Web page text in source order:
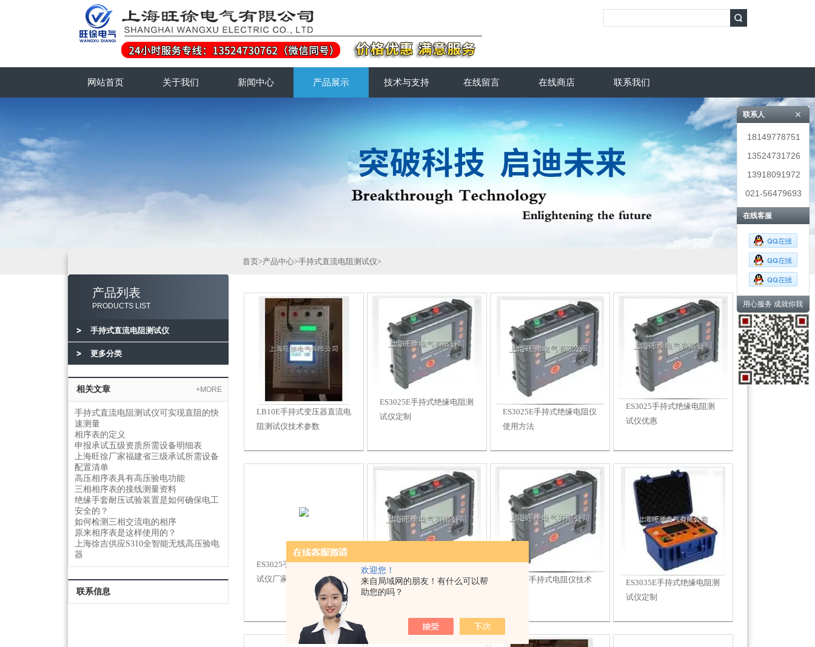
欢迎您！
来自局域网的朋友！有什么可以帮
助您的吗？
网站首页 关于我们 新闻中心 产品展示 技术与支持 在线留言 在线商店 联系我们
产品列表
PRODUCTS LIST
手持式直流电阻测试仪
更多分类
相关文章 +MORE
手持式直流电阻测试仪可实现直阻的快
速测量
相序表的定义
申报承试五级资质所需设备明细表
上海旺徐厂家福建省三级承试所需设备
配置清单
高压相序表具有高压验电功能
三相相序表的接线测量资料
绝缘手套耐压试验装置是如何确保电工
安全的？
如何检测三相交流电的相序
原来相序表是这样使用的？
上海徐吉供应S310全智能无线高压验电
器
联系信息
首页>产品中心>手持式直流电阻测试仪>
LB10E手持式变压器直流电
阻测试仪技术参数
ES3025E手持式绝缘电阻测
试仪定制
ES3025E手持式绝缘电阻仪
使用方法
ES3025手持式绝缘电阻测
试仪优惠
ES3025手持式绝缘电阻测
试仪厂家
ES3025手持式电阻测试仪*
ES3025手持式电阻仪技术
ES3035E手持式绝缘电阻测
试仪定制
联系人
18149778751
13524731726
13918091972
021-56479693
在线客服
用心服务 成就你我